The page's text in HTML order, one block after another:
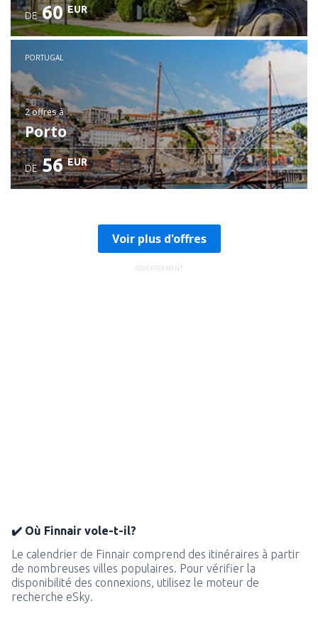
DE 60 EUR
PORTUGAL
2 offresà
Porto
DE 56 EUR
Voir plus d'offres
ADVERTISEMENT
✔️ Où Finnair vole-t-il?
Le calendrier de Finnair comprend des itinéraires à partir
de nombreuses villes populaires. Pour vérifier la
disponibilité des connexions, utilisez le moteur de
recherche eSky.